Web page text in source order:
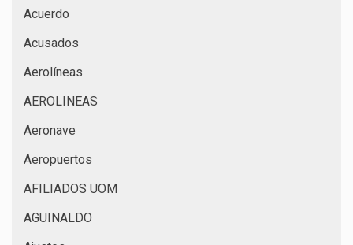
Acuerdo
Acusados
Aerolíneas
AEROLINEAS
Aeronave
Aeropuertos
AFILIADOS UOM
AGUINALDO